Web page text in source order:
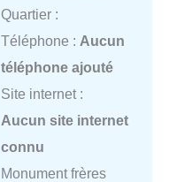
Quartier :
Téléphone : Aucun
téléphone ajouté
Site internet :
Aucun site internet
connu
Monument frères